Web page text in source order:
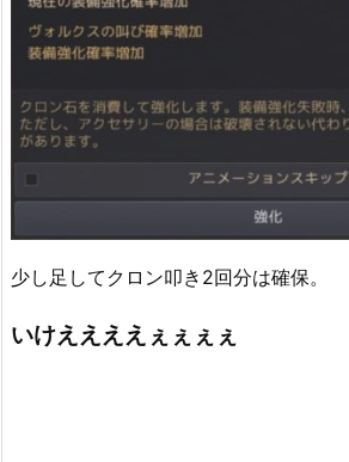
少し足してクロン叩き2回分は確保。
いけええええぇぇぇぇ